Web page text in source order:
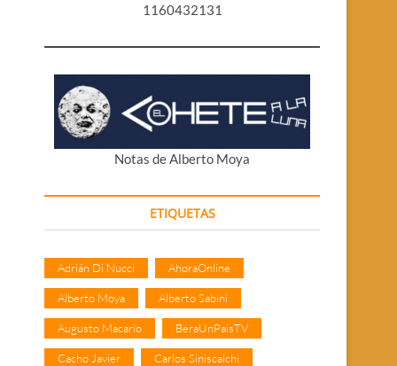
1160432131
Notas de Alberto Moya
ETIQUETAS
Adrián Di Nucci AhoraOnline
Alberto Moya Alberto Sabini
Augusto Macario BeraUnPaisTV
Cacho Javier Carlos Siniscalchi